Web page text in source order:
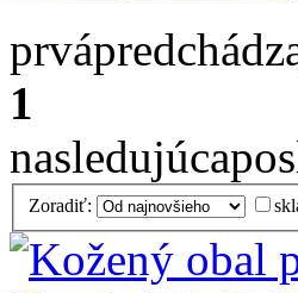
prvá
1
nasledujúca
Zoradiť: